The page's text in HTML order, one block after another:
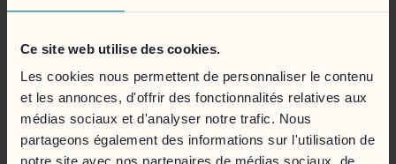
Ce site web utilise des cookies.
Les cookies nous permettent de personnaliser le contenu
et les annonces, d'offrir des fonctionnalités relatives aux
médias sociaux et d'analyser notre trafic. Nous
partageons également des informations sur l'utilisation de
knop.
Inloggen